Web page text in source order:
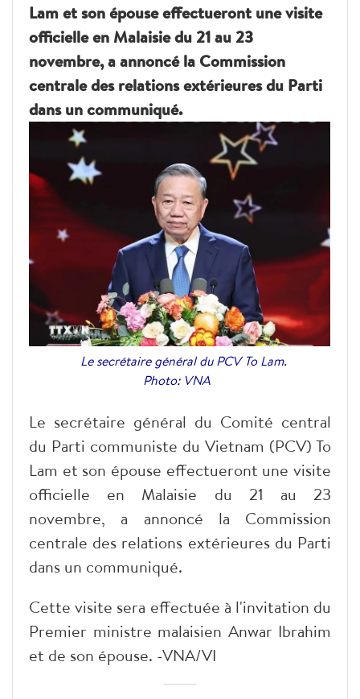
Lam et son épouse effectueront une visite
officielle en Malaisie du 21 au 23
novembre, a annoncé la Commission
centrale des relations extérieures du Parti
dans un communiqué.
Le secrétaire général du PCV To Lam.
Photo: VNA
Le secrétaire général du Comité central
du Parti communiste du Vietnam (PCV) To
Lam et son épouse effectueront une visite
officielle en Malaisie du 21 au 23
novembre, a annoncé la Commission
centrale des relations extérieures du Parti
dans un communiqué.
Cette visite sera effectuée à l'invitation du
Premier ministre malaisien Anwar Ibrahim
et de son épouse. -VNA/VI